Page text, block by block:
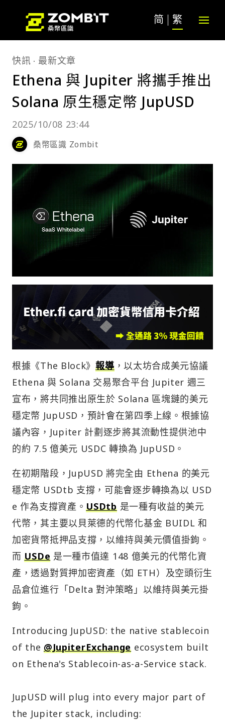
简 繁
快訊 最新文章
Ethena 與 Jupiter 將攜手推出
Solana 原生穩定幣 JupUSD
2025/10/08 23:44
桑幣區識 Zombit
根據《The Block》報導，以太坊合成美元協議
Ethena 與 Solana 交易聚合平台 Jupiter 週三
宣布，將共同推出原生於 Solana 區塊鏈的美元
穩定幣 JupUSD，預計會在第四季上線。根據協
議內容，Jupiter 計劃逐步將其流動性提供池中
的約 7.5 億美元 USDC 轉換為 JupUSD。
在初期階段，JupUSD 將完全由 Ethena 的美元
穩定幣 USDtb 支撐，可能會逐步轉換為以 USD
e 作為支撐資產。USDtb是一種有收益的美元
代幣，其主要以貝萊德的代幣化基金 BUIDL 和
加密貨幣抵押品支撐，以維持與美元價值掛鉤。
而USDe 是一種市值達 148 億美元的代幣化資
產，透過對質押加密資產（如 ETH）及空頭衍生
品倉位進行「Delta 對沖策略」以維持與美元掛
鉤。
Introducing JupUSD: the native stablecoin
of the @JupiterExchange ecosystem built
on Ethena's Stablecoin-as-a-Service stack.
JupUSD will plug into every major part of
the Jupiter stack, including: